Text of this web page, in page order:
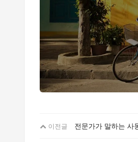
이전글 전문가가 말하는 사